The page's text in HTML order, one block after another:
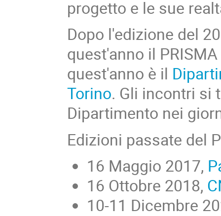
progetto e le sue
Dopo l'edizione del
quest'anno il
quest'anno è il
Torino. Gli incontri si
Dipartimento nei
Edizioni passate del
16 Maggio 2017,
16 Ottobre 2018,
10-11 Dicembre